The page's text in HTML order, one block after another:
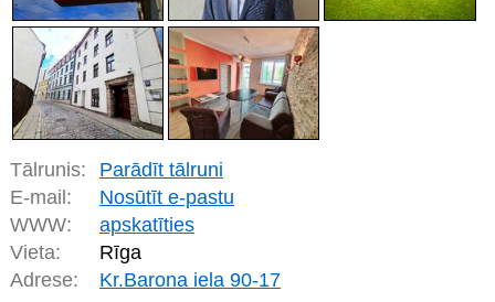
Tālrunis:
Parādīt tālruni
E-mail:
Nosūtīt e-pastu
WWW:
apskatīties
Vieta:
Rīga
Adrese:
Kr.Barona iela 90-17